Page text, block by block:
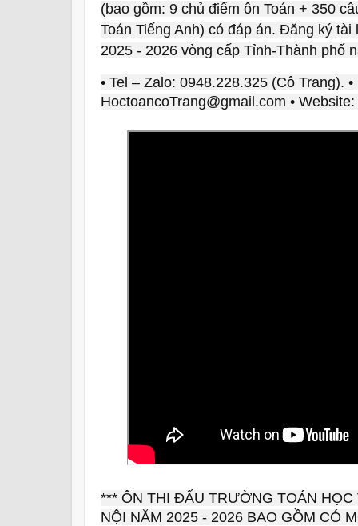
(bao gồm: 9 chủ điểm ôn Toán + 350
Toán Tiếng Anh) có đáp án. Đăng ký
2025 - 2026 vòng cấp Tỉnh-Thành phố
• Tel – Zalo: 0948.228.325 (Cô Trang). •
HoctoancoTrang@gmail.com • Website:
*** ÔN THI ĐẤU TRƯỜNG TOÁN
NỘI NĂM 2025 - 2026 BAO GỒM CÓ